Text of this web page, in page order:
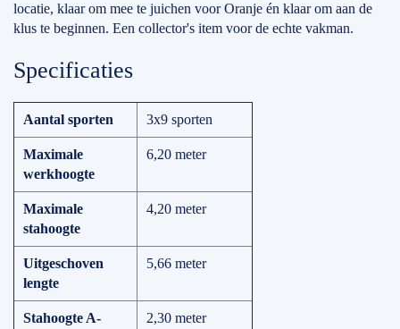
locatie, klaar om mee te juichen voor Oranje én klaar om aan de
klus te beginnen. Een collector's item voor de echte vakman.
Specificaties
Aantal sporten 3x9 sporten
Maximale
werkhoogte
6,20 meter
Maximale
stahoogte
4,20 meter
Uitgeschoven
lengte
5,66 meter
Stahoogte A-
2,30 meter